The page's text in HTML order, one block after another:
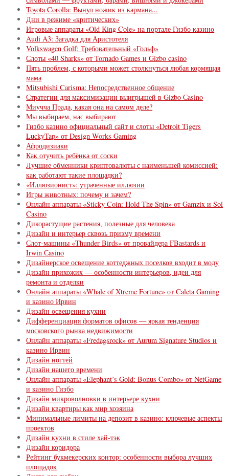
Toyota Corolla: Вынул ножик из кармана...
Дни в режиме «критических»
Игровые аппараты «Old King Cole» на портале Гизбо казино
Audi A3: Загадка для Аристотеля
Volkswagen Golf: Требовательный «Гольф»
Слоты «40 Sharks» от Tornado Games и Gizbo casino
Пять проблем, с которыми может столкнуться любая кормящая
мама
Mitsubishi Carisma: Непосредственное общение
Стратегии для максимизации выигрышей в Gizbo Сasino
Миучча Прада, какая она на самом деле?
Мы выбираем, нас выбирают
Гизбо казино официальный сайт и слоты «Detroit Tigers
LuckyTap» от Design Works Gaming
Афродизиаки
Как отучить ребёнка от соски
Лучшие обменники криптовалюты с наименьшей комиссией:
как работают такие площадки?
«Иллюзионист»: утраченные иллюзии
Игры животных: почему и зачем?
Онлайн аппараты «Sticky Coin: Hold The Spin» от Gamzix и Sol
Casino
Дикорастущие растения, полезные для человека
Дизайн и интерьер сквозь призму времени
Слот-машины «Thunder Birds» от провайдера FBastards и
Irwin Сasino
Дизайнерское освещение коттеджных поселков входит в моду
Дизайн прихожих — особенности интерьеров, идеи для
ремонта и отделки
Онлайн аппараты «Whale of Xtreme Fortune» от Caleta Gaming
и казино Ирвин
Дизайн освещения кухни
Дифференциация форматов офисов — яркая тенденция
московского рынка недвижимости
Онлайн аппараты «Fredagsrock» от Aurum Signature Studios и
казино Ирвин
Дизайн ногтей
Дизайн нашего времени
Онлайн аппараты «Elephant’s Gold: Bonus Combo» от NetGame
и казино Гизбо
Дизайн микроволновки в интерьере кухни
Дизайн квартиры как мир хозяина
Минимальные лимиты на депозит в казино: ключевые аспекты
проектов
Дизайн кухни в стиле хай-тэк
Дизайн коридора
Рейтинг букмекерских контор: особенности выбора лучших
площадок